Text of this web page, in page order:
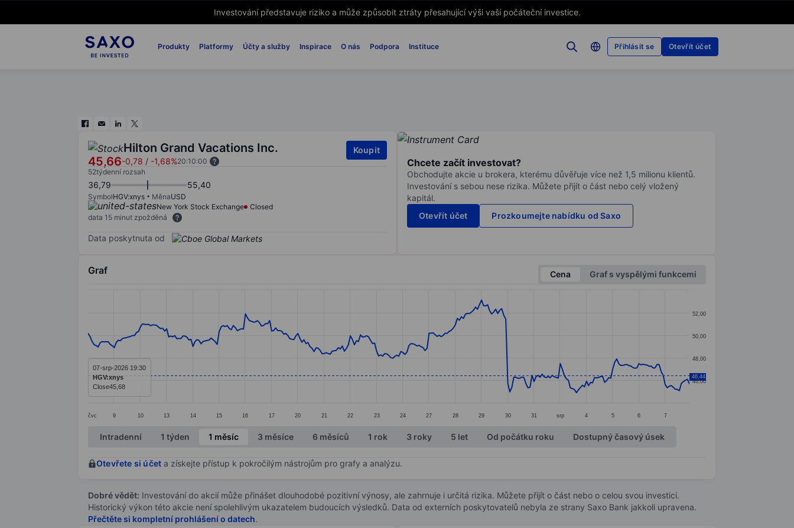
Investování představuje riziko a může způsobit ztráty přesahující výši vaší počáteční investice.
Produkty Platformy Účty a služby Inspirace O nás Podpora Instituce Přihlásit se Otevřít účet
Hilton Grand Vacations Inc.
45,66-0,78 / -1,68%20:10:00
Koupit
52týdenní rozsah
36,79 55,40
SymbolHGV:xnys MěnaUSD
New York Stock Exchange
Closed
data 15 minut zpožděná
Data poskytnuta od
Chcete začít investovat?
Obchodujte akcie u brokera, kterému důvěřuje více než 1,5 milionu klientů.
Investování s sebou nese rizika. Můžete přijít o část nebo celý vložený
kapitál.
Otevřít účet
Prozkoumejte nabídku od Saxo
Graf Cena
Graf s vyspělými funkcemi
The chart has 1 X axis displaying categories.
The chart has 1 Y axis displaying values. Data ranges from 44.89 to 53.13.
čvc 9 10 13 14 15 16 17 20 21 22 23 24 27 28 29 30 31 srp 4 5 6 7
46,00
48,00
50,00
52,00
46,44
07-srp-2026 19:30
HGV:xnys
Close45,68
End of interactive chart.
Intradenní 1 týden 1 měsíc 3 měsíce 6 měsíců 1 rok 3 roky 5 let Od počátku roku Dostupný časový úsek
Otevřete si účet a získejte přístup k pokročilým nástrojům pro grafy a analýzu.
Dobré vědět: Investování do akcií může přinášet dlouhodobé pozitivní výnosy, ale zahrnuje i určitá rizika. Můžete přijít o část nebo o celou svou investici.
Historický výkon této akcie není spolehlivým ukazatelem budoucích výsledků. Data od externích poskytovatelů nebyla ze strany Saxo Bank jakkoli upravena.
Přečtěte si kompletní prohlášení o datech.